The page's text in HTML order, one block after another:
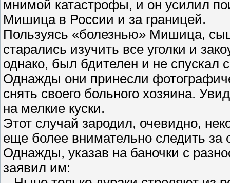
мнимой катастрофы, и он усилил
Мишица в России и за границей.
Пользуясь «болезнью» Мишица,
старались изучить все уголки и
однако, был бдителен и не спускал
Однажды они принесли
снять своего больного хозяина.
на мелкие куски.
Этот случай зародил, очевидно,
еще более внимательно следить
Однажды, указав на баночки с
заявил им: